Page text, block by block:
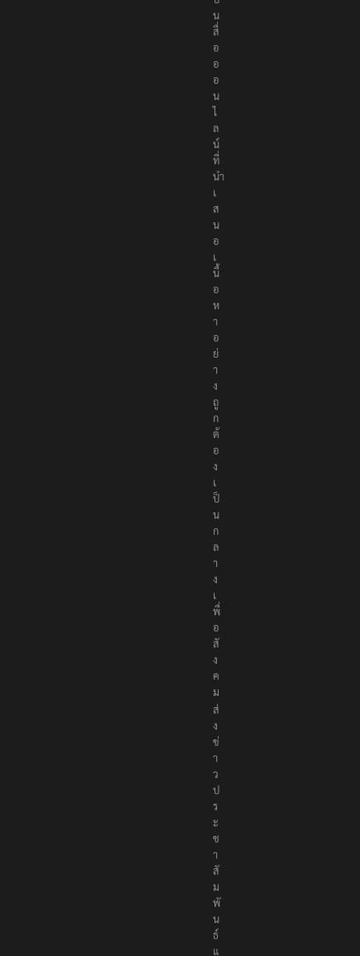
ป็
น
สื่
อ
อ
อ
น
ไ
ล
น์
ที่
นำ
เ
ส
น
อ
เ
นื้
อ
ห
า
อ
ย่
า
ง
ถู
ก
ต้
อ
ง
เ
ป็
น
ก
ล
า
ง
เ
พื่
อ
สั
ง
ค
ม
ส่
ง
ข่
า
ว
ป
ร
ะ
ช
า
สั
ม
พั
น
ธ์